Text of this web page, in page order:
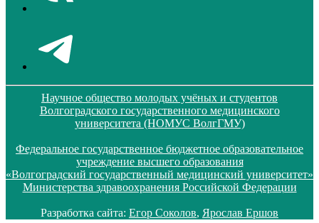
Научное общество молодых учёных и студентов
Волгоградского государственного медицинского
университета (НОМУС ВолгГМУ)
Федеральное государственное бюджетное образовательное
учреждение высшего образования
«Волгоградский государственный медицинский университет»
Министерства здравоохранения Российской Федерации
Разработка сайта: Егор Соколов, Ярослав Ершов